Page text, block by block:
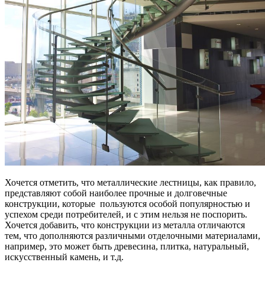
Хочется отметить, что металлические лестницы, как правило,
представляют собой наиболее прочные и долговечные
конструкции, которые пользуются особой популярностью и
успехом среди потребителей, и с этим нельзя не поспорить.
Хочется добавить, что конструкции из металла отличаются
тем, что дополняются различными отделочными материалами,
например, это может быть древесина, плитка, натуральный,
искусственный камень, и т.д.